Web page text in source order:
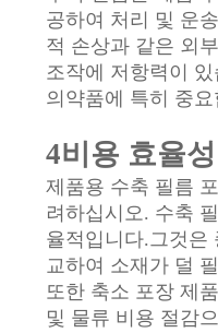
공하여 처리 및 운
적 손상과 같은 외
조작에 저항력이
의약품에 특히 중요
4비용 효율성
제품용 수축 필름
려하십시오. 수축
율적입니다.그것은
교하여 소재가 덜
또한 축소 포장 제
및 물류 비용 절감